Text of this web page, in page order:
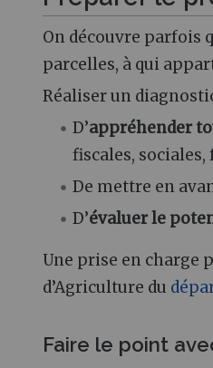
On découvre parfois
parcelles, à qui
Réaliser un
D’appréhender
fiscales,
De mettre en
D’évaluer le
Une prise en charge
d’Agriculture du
Faire le point